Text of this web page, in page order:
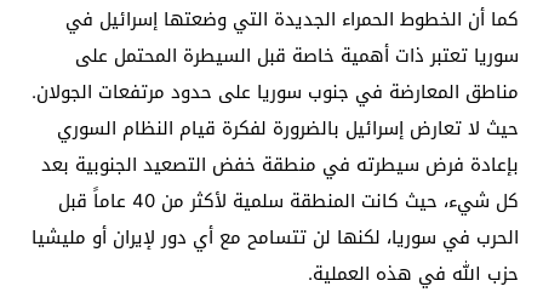
كما أن الخطوط الحمراء الجديدة التي وضعتها إسرائيل في
سوريا تعتبر ذات أهمية خاصة قبل السيطرة المحتمل على
مناطق المعارضة في جنوب سوريا على حدود مرتفعات الجولان.
حيث لا تعارض إسرائيل بالضرورة لفكرة قيام النظام السوري
بإعادة فرض سيطرته في منطقة خفض التصعيد الجنوبية بعد
كل شيء، حيث كانت المنطقة سلمية لأكثر من 40 عاماً قبل
الحرب في سوريا، لكنها لن تتسامح مع أي دور لإيران أو مليشيا
حزب الله في هذه العملية.